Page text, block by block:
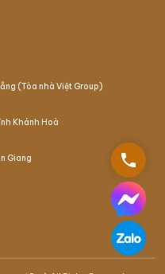
(Tòa nhà Việt Group)
Khánh Hoà
Giang
phone